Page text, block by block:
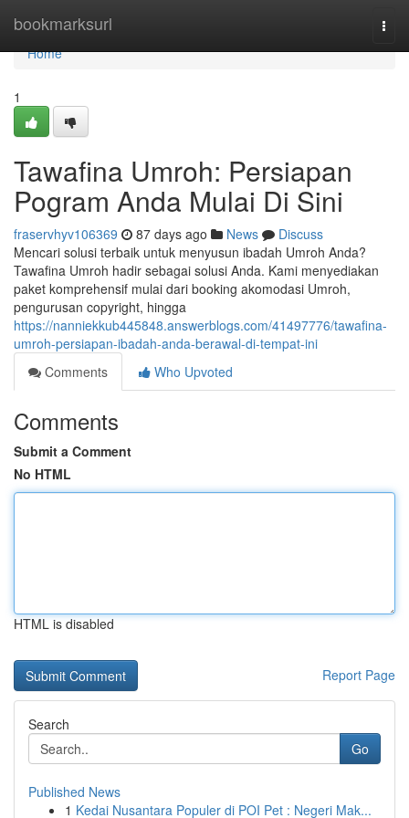
bookmarksurl
Home
Home
1
Tawafina Umroh: Persiapan
Pogram Anda Mulai Di Sini
fraservhyv106369 87 days ago News
Discuss
Mencari solusi terbaik untuk menyusun ibadah Umroh Anda?
Tawafina Umroh hadir sebagai solusi Anda. Kami menyediakan
paket komprehensif mulai dari booking akomodasi Umroh,
pengurusan copyright, hingga
https://nanniekkub445848.answerblogs.com/41497776/tawafina-
umroh-persiapan-ibadah-anda-berawal-di-tempat-ini
Comments
Who Upvoted
Comments
Submit a Comment
No HTML
HTML is disabled
Report Page
Search
Go
Published News
1 Kedai Nusantara Populer di POI Pet : Negeri Mak...